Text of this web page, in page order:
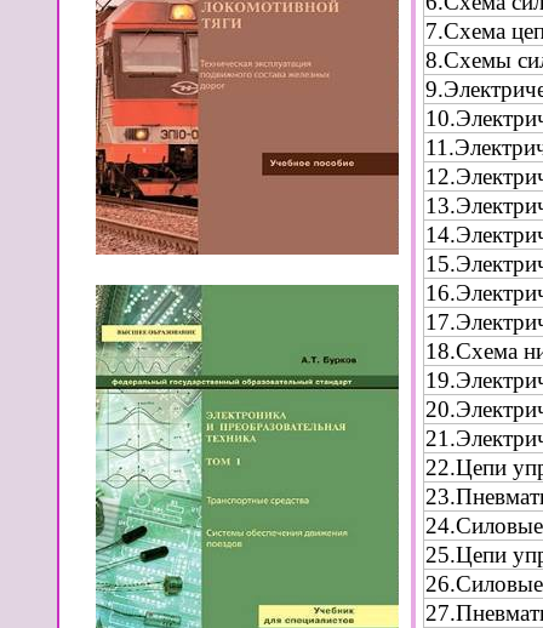
7.Схема
8.Схемы
18.Схема
22.Цепи
25.Цепи